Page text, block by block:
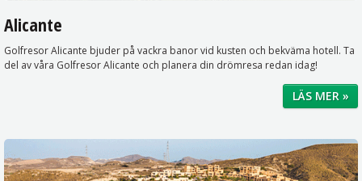
Alicante
Golfresor Alicante bjuder på vackra banor vid kusten och bekväma hotell. Ta
del av våra Golfresor Alicante och planera din drömresa redan idag!
LÄS MER »